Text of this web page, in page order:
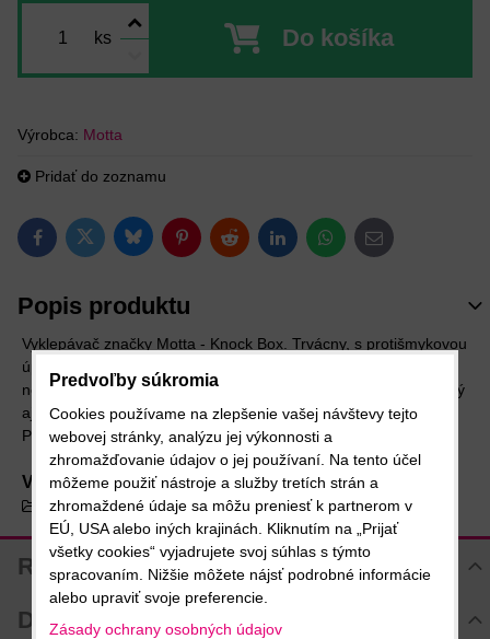
ks Do košíka
Výrobca: Motta
Pridať do zoznamu
FacebookTwitterBlueskyPinterestRedditLinkedInWhatsApp
E-mail
Popis produktu
Vyklepávač značky Motta - Knock Box. Trvácny, s protišmykovou
úpravou a pogumovanou prepážkou. Vyrobený z masívnej
nerezovej ocele. Nesmie chýbať v žiadnej kaviarni, no je vhodný
aj do domácnosti.
Priemer: 11 cm
Viac z kategórie
Pomôcky baristu
Recenzie
Hodnotenie produktu
Diskusia
Predvoľby súkromia
Cookies používame na zlepšenie vašej návštevy tejto
webovej stránky, analýzu jej výkonnosti a
zhromažďovanie údajov o jej používaní. Na tento účel
môžeme použiť nástroje a služby tretích strán a
zhromaždené údaje sa môžu preniesť k partnerom v
EÚ, USA alebo iných krajinách. Kliknutím na „Prijať
všetky cookies“ vyjadrujete svoj súhlas s týmto
spracovaním. Nižšie môžete nájsť podrobné informácie
alebo upraviť svoje preferencie.
Zásady ochrany osobných údajov